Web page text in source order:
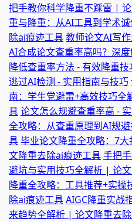
把手教你科学降重不踩雷 |
重与降重：从AI工具到学术
除ai痕迹工具教师论文AI写
AI合成论文查重率高吗？深
降低查重率方法 - 有效降重
逃过AI检测 - 实用指南与技巧
南：学生党避雷+高效技巧
具论文怎么规避查重率高 -
全攻略：从查重原理到AI规
具毕业论文降重全攻略：7
文降重去除ai痕迹工具手把
避坑与实用技巧全解析 | 论
降重全攻略：工具推荐+实
除ai痕迹工具AIGC降重实战
来趋势全解析 | 论文降重去